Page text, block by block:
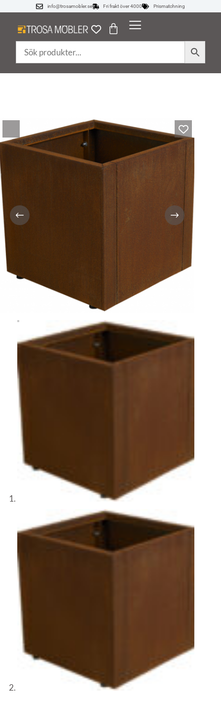
info@trosamobler.se Fri frakt över 4000 Prismatchning